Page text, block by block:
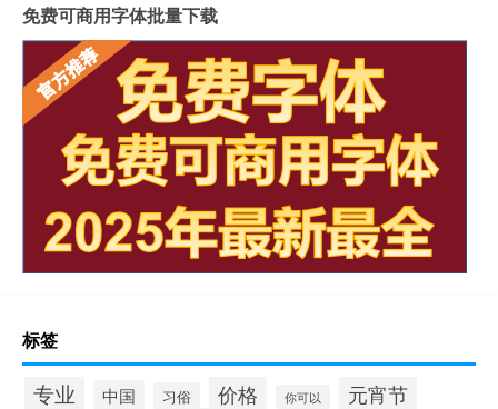
免费可商用字体批量下载
标签
专业 中国 习俗 价格 你可以 元宵节